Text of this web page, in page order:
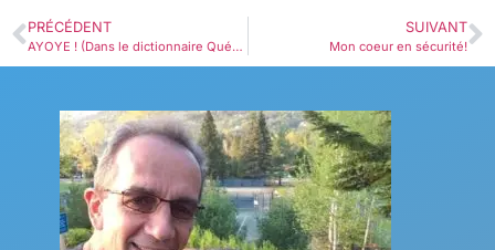
PRÉCÉDENT
AYOYE ! (Dans le dictionnaire Québecois – Qui exprime l’étonnement, l’admiration ou encore l’exaspération).
SUIVANT
Mon coeur en sécurité!